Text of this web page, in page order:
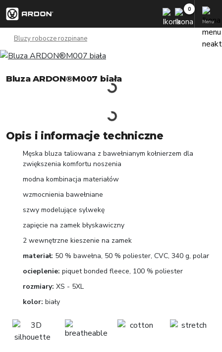
Menu
Bluzy robocze rozpinane
Bluza ARDON®M007 biała
Opis i informacje techniczne
Męska bluza taliowana z bawełnianym kołnierzem dla
zwiększenia komfortu noszenia
modna kombinacja materiałów
wzmocnienia bawełniane
szwy modelujące sylwekę
zapięcie na zamek błyskawiczny
2 wewnętrzne kieszenie na zamek
materiał: 50 % bawełna, 50 % poliester, CVC, 340 g, polar
ocieplenie: piquet bonded fleece, 100 % poliester
rozmiary: XS - 5XL
kolor: biały